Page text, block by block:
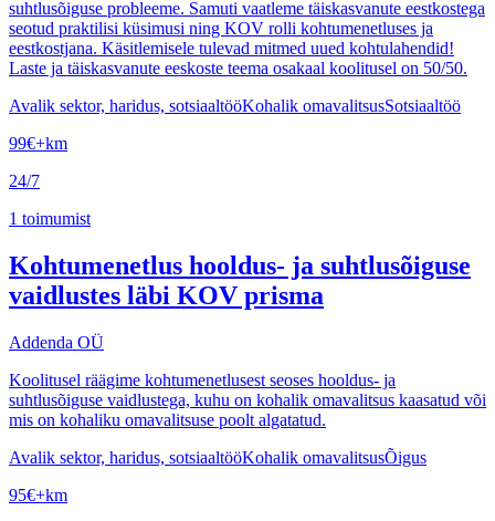
suhtlusõiguse probleeme. Samuti vaatleme täiskasvanute eestkostega
seotud praktilisi küsimusi ning KOV rolli kohtumenetluses ja
eestkostjana. Käsitlemisele tulevad mitmed uued kohtulahendid!
Laste ja täiskasvanute eeskoste teema osakaal koolitusel on 50/50.
Avalik sektor, haridus, sotsiaaltööKohalik omavalitsusSotsiaaltöö
99€+km
24/7
1 toimumist
Kohtumenetlus hooldus- ja suhtlusõiguse
vaidlustes läbi KOV prisma
Addenda OÜ
Koolitusel räägime kohtumenetlusest seoses hooldus- ja
suhtlusõiguse vaidlustega, kuhu on kohalik omavalitsus kaasatud või
mis on kohaliku omavalitsuse poolt algatatud.
Avalik sektor, haridus, sotsiaaltööKohalik omavalitsusÕigus
95€+km